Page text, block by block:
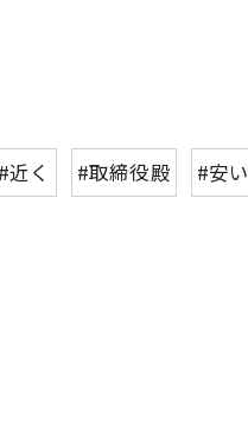
#近く #取締役殿 #安い